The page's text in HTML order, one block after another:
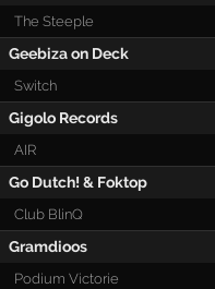
The Steeple
Geebiza on Deck
Switch
Gigolo Records
AIR
Go Dutch! & Foktop
Club BlinQ
Gramdioos
Podium Victorie